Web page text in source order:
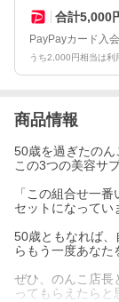
合計5,000
PayPayカード入
うち2,000円相当は利
商品情報
50歳を過ぎたのん
この3つの美容サ
「この組合せ一
セットになってい
50歳ともなれば
らもう一度あなた
ぜひ、のんこ店長
ってもらえたらと